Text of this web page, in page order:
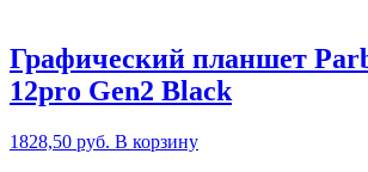
Графический планшет
12pro Gen2 Black
1828,50 руб. В корзину